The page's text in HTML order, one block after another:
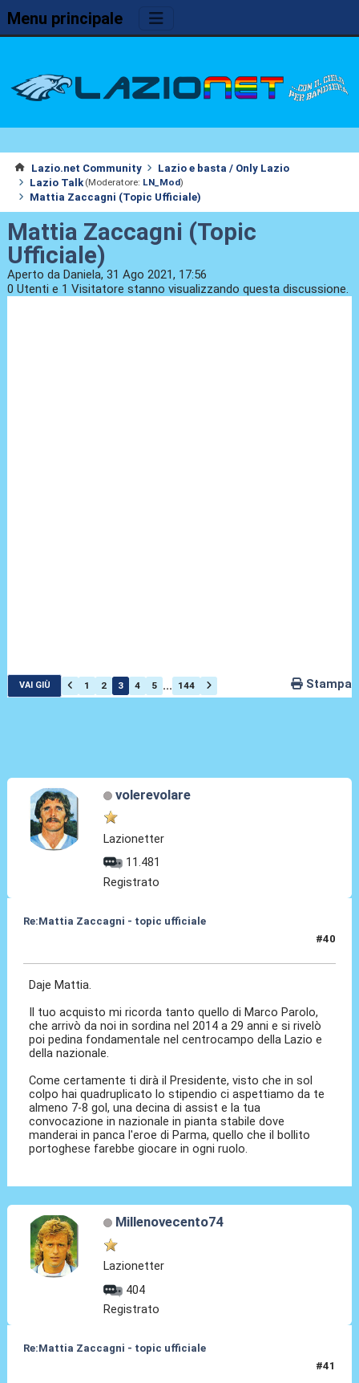
Menu principale
Lazio.net Community
Lazio e basta / Only Lazio
Lazio Talk (Moderatore: LN_Mod)
Mattia Zaccagni (Topic Ufficiale)
Mattia Zaccagni (Topic
Ufficiale)
Aperto da Daniela, 31 Ago 2021, 17:56
0 Utenti e 1 Visitatore stanno visualizzando questa discussione.
VAI GIÙ 1 2 3 4 5 ... 144 Stampa
volerevolare
Lazionetter
11.481
Registrato
Re:Mattia Zaccagni - topic ufficiale
#40
Daje Mattia.
Il tuo acquisto mi ricorda tanto quello di Marco Parolo,
che arrivò da noi in sordina nel 2014 a 29 anni e si rivelò
poi pedina fondamentale nel centrocampo della Lazio e
della nazionale.
Come certamente ti dirà il Presidente, visto che in sol
colpo hai quadruplicato lo stipendio ci aspettiamo da te
almeno 7-8 gol, una decina di assist e la tua
convocazione in nazionale in pianta stabile dove
manderai in panca l'eroe di Parma, quello che il bollito
portoghese farebbe giocare in ogni ruolo.
Millenovecento74
Lazionetter
404
Registrato
Re:Mattia Zaccagni - topic ufficiale
#41